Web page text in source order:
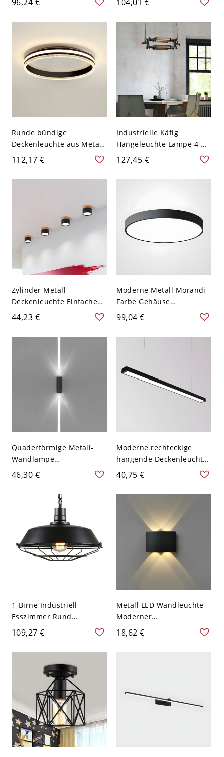
verdrahtet, für das
Hauptschlafzimmer -
Dreistufiges Dimmen
Rund
mit Acrylschirm - Schwarz
110V-120V Dreistufiges
Dimmen Oval
Runde bündige
Deckenleuchte aus Metall
in Gold/Schwarz/Weiß mit
Acryl-Lampenschirm -
Schwarz 110V-120V
112,17 €
Industrielle Käfig
Hängeleuchte Lampe 4-
Kopf Metallische
Aufhängung Pendent mit
Rohr und Ventil in
127,45 €
Zylinder Metall
Deckenleuchte Einfache
LED-Beleuchtung für den
Flur - Schwarz 110V-120V
44,23 €
Moderne Metall Morandi
Farbe Gehäuse
Deckenleuchte Rund
Schirm LED 1-Licht
Deckenlampe - Schwarz
110V-120V 22,86 cm
99,04 €
Quaderförmige Metall-
Wandlampe
Minimalistisch 2-Kopf
Schwarz-Finish Oben und
Unten LED Wandlampe in
Weißem Licht
46,30 €
Moderne rechteckige
hängende Deckenleuchte
aus Metall für Büro-
Pendelleuchten - 110V-
120V Schwarz Weißlicht
40,75 €
1-Birne Industriell
Esszimmer Rund
Baldachin Pendelleuchte
Topfdeckel Pendellampe
mit Metallkäfig - 110V-
120V Schwarz 26,67 cm
109,27 €
Metall LED Wandleuchte
Moderner
Minimalistischer Stil für
Außenwände - 110V-120V
18,62 €